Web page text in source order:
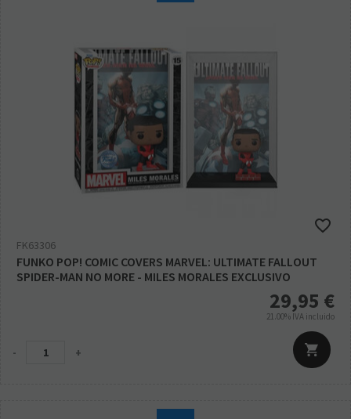
FK63306
FUNKO POP! COMIC COVERS MARVEL: ULTIMATE FALLOUT
SPIDER-MAN NO MORE - MILES MORALES EXCLUSIVO
29,95 €
21.00% IVA incluido
- +